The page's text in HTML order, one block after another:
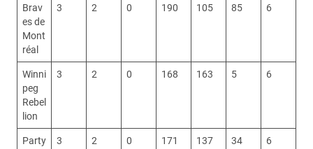
Brav
es de
Mont
réal
3 2 0 190 105 85 6
Winni
peg
Rebel
lion
3 2 0 168 163 5 6
Party
3 2 0 171 137 34 6